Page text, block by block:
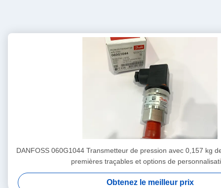
DANFOSS 060G1044 Transmetteur de pression avec 0,157 kg
premières traçables et options de
Obtenez le meilleur prix